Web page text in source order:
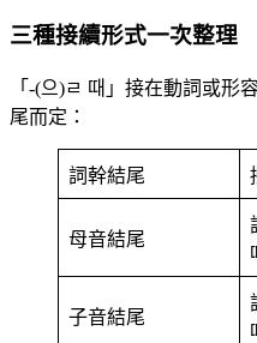
三種接續形式一次整理
「-(으)ㄹ 때」接在動詞或
尾而定：
詞幹結尾
母音結尾
子音結尾